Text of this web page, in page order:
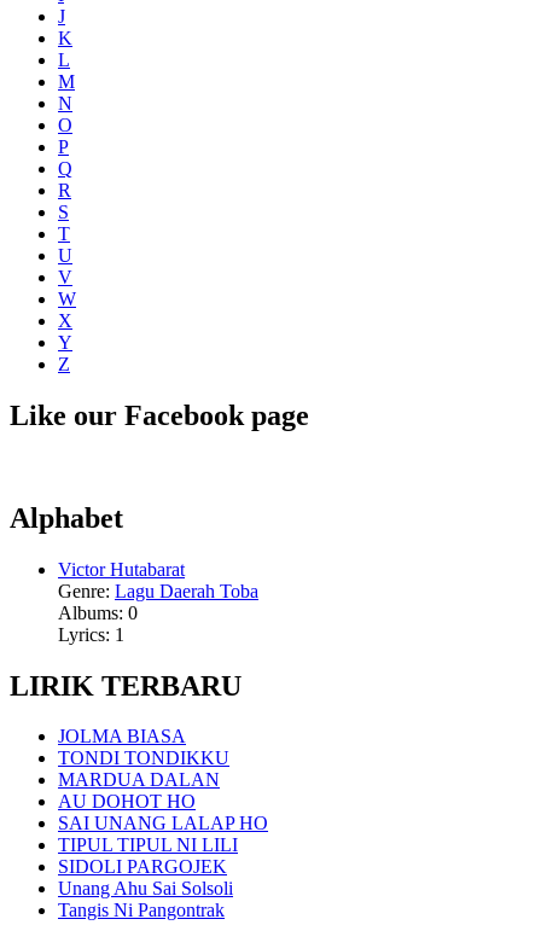
J
K
L
M
N
O
P
Q
R
S
T
U
V
W
X
Y
Z
Like our Facebook page
Alphabet
Victor Hutabarat
Genre: Lagu Daerah Toba
Albums: 0
Lyrics: 1
LIRIK TERBARU
JOLMA BIASA
TONDI TONDIKKU
MARDUA DALAN
AU DOHOT HO
SAI UNANG LALAP HO
TIPUL TIPUL NI LILI
SIDOLI PARGOJEK
Unang Ahu Sai Solsoli
Tangis Ni Pangontrak